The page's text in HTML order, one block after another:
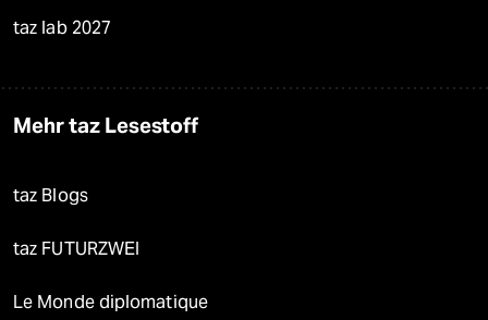
taz lab 2027
Mehr taz Lesestoff
taz Blogs
taz FUTURZWEI
Le Monde diplomatique